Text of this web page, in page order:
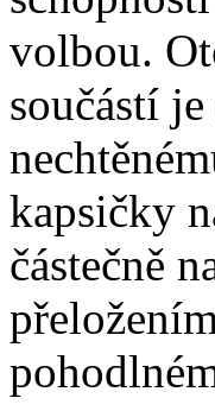
volbou.
součástí
kapsičky
částečně